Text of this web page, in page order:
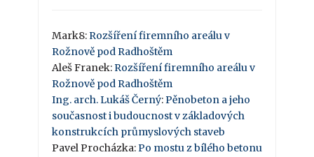
Mark8:Rozšíření firemního areálu v
Rožnově pod Radhoštěm
Aleš Franek:Rozšíření firemního areálu v
Rožnově pod Radhoštěm
Ing. arch. Lukáš Černý:Pěnobeton a jeho
současnost i budoucnost v základových
konstrukcích průmyslových staveb
Pavel Procházka:Po mostu z bílého betonu